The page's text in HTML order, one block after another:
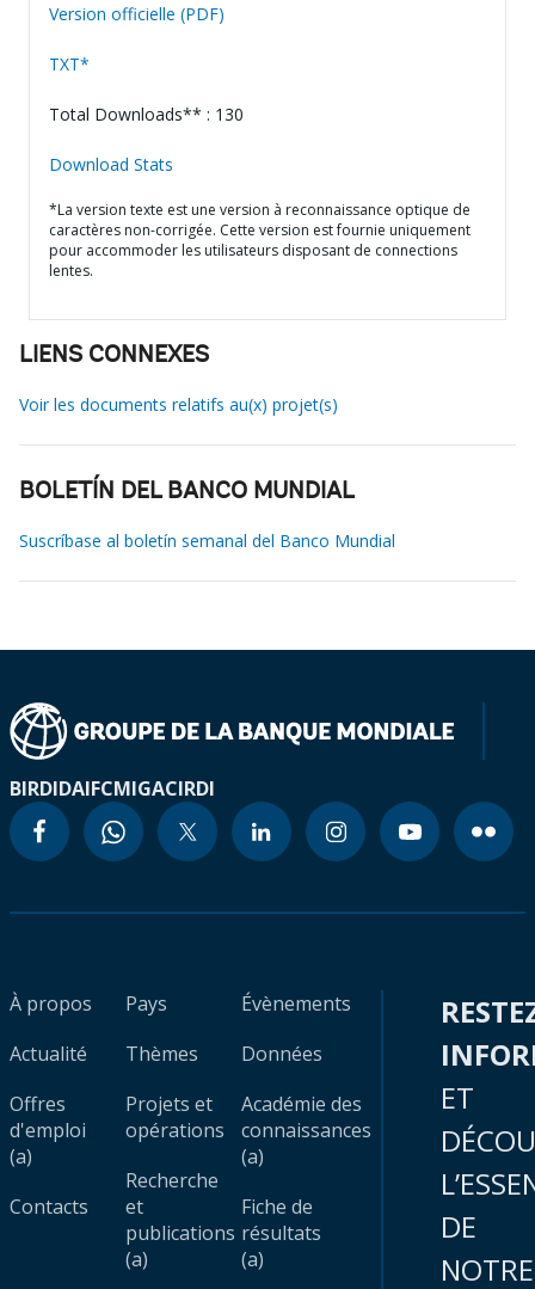
Version officielle (PDF)
TXT*
Total Downloads** : 130
Download Stats
*La version texte est une version à reconnaissance optique de
caractères non-corrigée. Cette version est fournie uniquement
pour accommoder les utilisateurs disposant de connections
lentes.
LIENS CONNEXES
Voir les documents relatifs au(x) projet(s)
BOLETÍN DEL BANCO MUNDIAL
Suscríbase al boletín semanal del Banco Mundial
BIRDIDAIFCMIGACIRDI
À propos
Actualité
Offres
d'emploi
(a)
Contacts
Pays
Thèmes
Projets et
opérations
Recherche
et
publications
(a)
Évènements
Données
Académie des
connaissances
(a)
Fiche de
résultats
(a)
ET
DE
NOTRE